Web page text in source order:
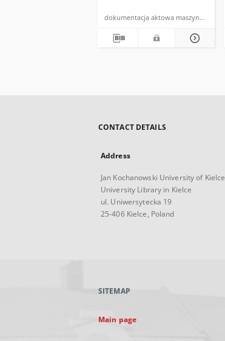
dokumentacja aktowa maszynopis
CONTACT DETAILS
Address
Jan Kochanowski University of Kielce
University Library in Kielce
ul. Uniwersytecka 19
25-406 Kielce, Poland
SITEMAP
Main page